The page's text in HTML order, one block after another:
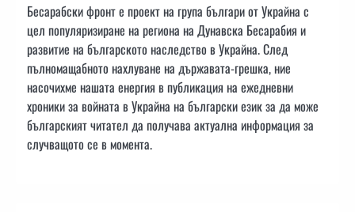
Бесарабски фронт е проект на група българи от Украйна с
цел популяризиране на региона на Дунавска Бесарабия и
развитие на българското наследство в Украйна. След
пълномащабното нахлуване на държавата-грешка, ние
насочихме нашата енергия в публикация на ежедневни
хроники за войната в Украйна на български език за да може
българският читател да получава актуална информация за
случващото се в момента.